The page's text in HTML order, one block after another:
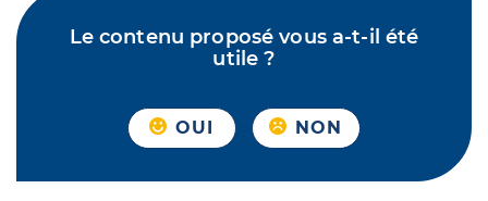
Le contenu proposé vous a-t-il été
utile ?
OUI NON